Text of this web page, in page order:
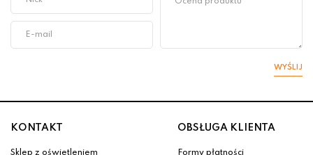
WYŚLIJ
KONTAKT
Sklep z oświetleniem
OBSŁUGA KLIENTA
Formy płatności